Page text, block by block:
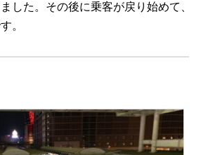
した。その後に乗客が戻り始めて、
。